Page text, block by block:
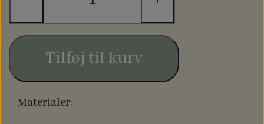
Tilføj til kurv
Materialer: